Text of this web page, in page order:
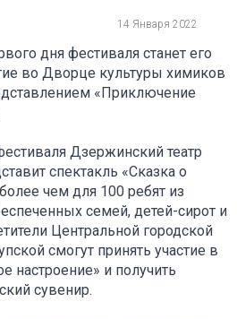
14 Января 2022
дня фестиваля станет его
во Дворце культуры химиков
«Приключение
Дзержинский театр
спектакль «Сказка о
чем для 100 ребят из
семей, детей-сирот и
Центральной городской
смогут принять участие в
настроение» и получить
сувенир.